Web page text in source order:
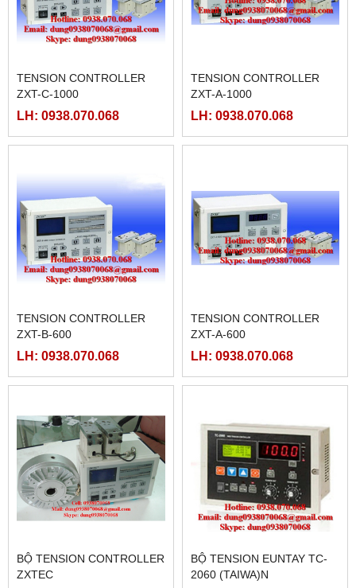
TENSION CONTROLLER
ZXT-C-1000
LH: 0938.070.068
TENSION CONTROLLER
ZXT-A-1000
LH: 0938.070.068
TENSION CONTROLLER
ZXT-B-600
LH: 0938.070.068
TENSION CONTROLLER
ZXT-A-600
LH: 0938.070.068
BỘ TENSION CONTROLLER
ZXTEC
BỘ TENSION EUNTAY TC-
2060 (TAIWA)N